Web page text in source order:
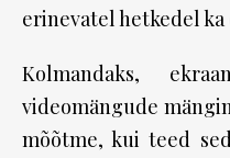
erinevatel hetkedel ka
Kolmandaks,
videomängude
mõõtme, kui teed